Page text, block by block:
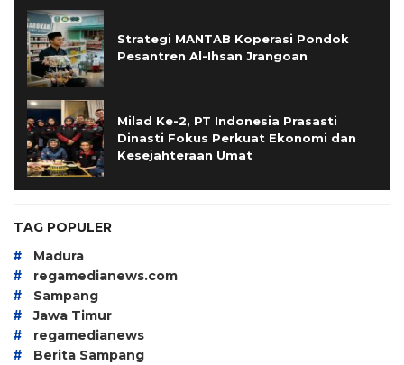
Strategi MANTAB Koperasi Pondok
Pesantren Al-Ihsan Jrangoan
Milad Ke-2, PT Indonesia Prasasti
Dinasti Fokus Perkuat Ekonomi dan
Kesejahteraan Umat
TAG POPULER
# Madura
# regamedianews.com
# Sampang
# Jawa Timur
# regamedianews
# Berita Sampang